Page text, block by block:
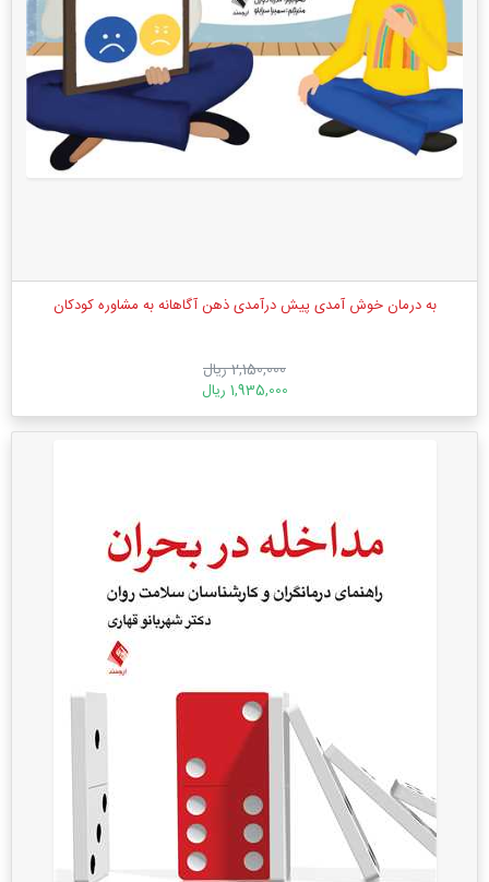
به درمان خوش آمدی پیش درآمدی ذهن آگاهانه به مشاوره کودکان
2,150,000 ریال
1,935,000 ریال